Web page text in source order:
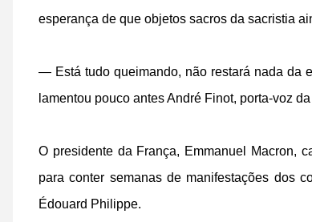
esperança de que objetos sacros da sacristia
— Está tudo queimando, não restará nada da
lamentou pouco antes André Finot, porta-voz
O presidente da França, Emmanuel Macron,
para conter semanas de manifestações dos
Édouard Philippe.